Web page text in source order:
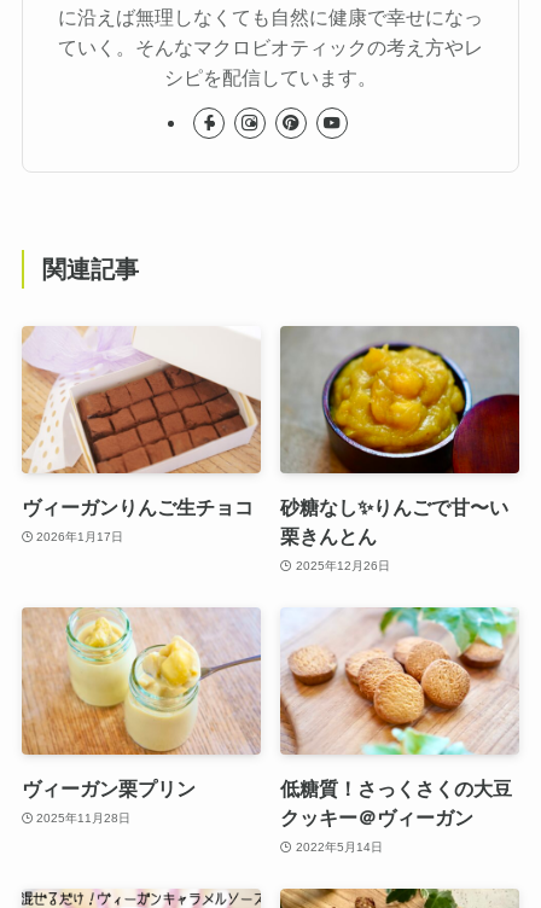
に沿えば無理しなくても自然に健康で幸せになっ
ていく。そんなマクロビオティックの考え方やレ
シピを配信しています。
関連記事
ヴィーガンりんご生チョコ
2026年1月17日
砂糖なし✨りんごで甘〜い
栗きんとん
2025年12月26日
ヴィーガン栗プリン
2025年11月28日
低糖質！さっくさくの大豆
クッキー＠ヴィーガン
2022年5月14日